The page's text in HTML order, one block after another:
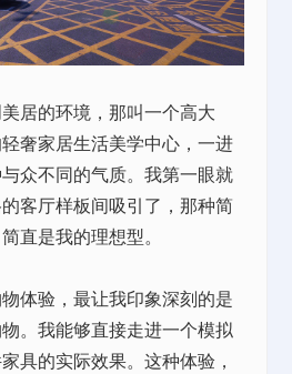
的环境，那叫一个高大
奢家居生活美学中心，一进
众不同的气质。我第一眼就
客厅样板间吸引了，那种简
直是我的理想型。
验，最让我印象深刻的是
。我能够直接走进一个模拟
具的实际效果。这种体验，